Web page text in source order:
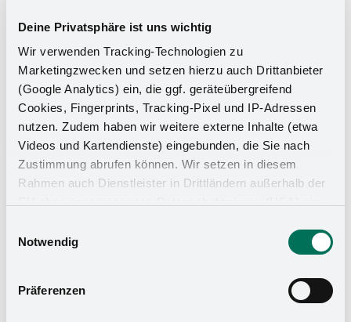
Deine Privatsphäre ist uns wichtig
Wir verwenden Tracking-Technologien zu
Marketingzwecken und setzen hierzu auch Drittanbieter
(Google Analytics) ein, die ggf. geräteübergreifend
Cookies, Fingerprints, Tracking-Pixel und IP-Adressen
nutzen. Zudem haben wir weitere externe Inhalte (etwa
Videos und Kartendienste) eingebunden, die Sie nach
Zustimmung abrufen können. Wir setzen in diesem
Rahmen auch Dienstleister in Drittländern außerhalb der
zu Sicherheits- und Überwachungszwecken zugreifen,
Rechtsmittel einlegen können. Mit Ihrer Einstellung
willigen Sie in die oben beschriebenen Vorgänge ein. Sie
Notwendig
Präferenzen
Küchen-Organizer